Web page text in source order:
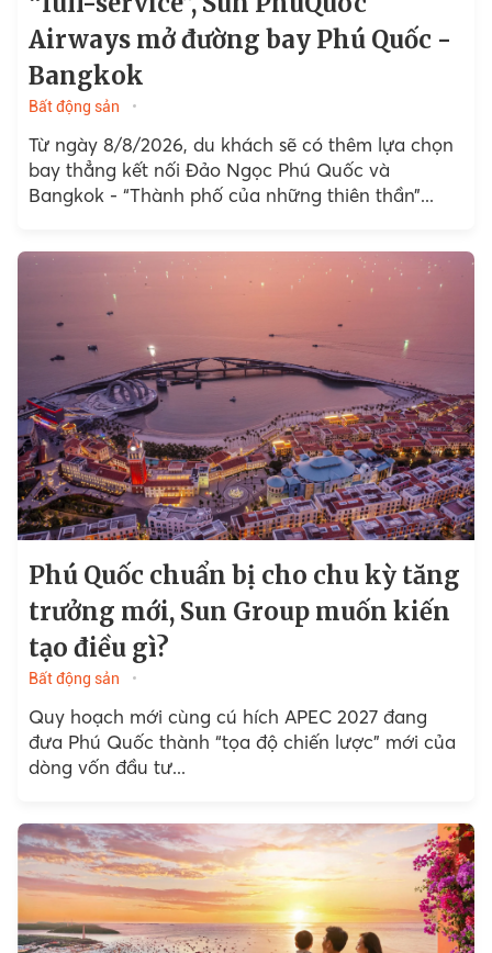
Airways mở đường bay Phú Quốc -
Bangkok
Bất động sản
Từ ngày 8/8/2026, du khách sẽ có thêm lựa chọn
bay thẳng kết nối Đảo Ngọc Phú Quốc và
Bangkok - “Thành phố của những thiên thần”...
Phú Quốc chuẩn bị cho chu kỳ tăng
trưởng mới, Sun Group muốn kiến
tạo điều gì?
Bất động sản
Quy hoạch mới cùng cú hích APEC 2027 đang
đưa Phú Quốc thành “tọa độ chiến lược” mới của
dòng vốn đầu tư...